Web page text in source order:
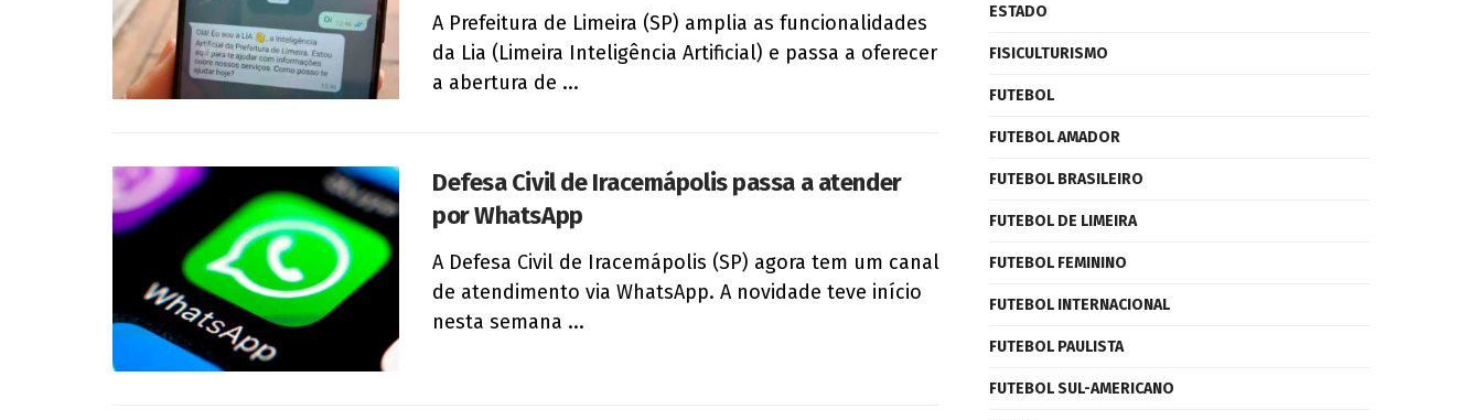
A Prefeitura de Limeira (SP) amplia as funcionalidades
da Lia (Limeira Inteligência Artificial) e passa a oferecer
a abertura de ...
Defesa Civil de Iracemápolis passa a atender
por WhatsApp
A Defesa Civil de Iracemápolis (SP) agora tem um canal
de atendimento via WhatsApp. A novidade teve início
nesta semana ...
ESTADO
FISICULTURISMO
FUTEBOL
FUTEBOL AMADOR
FUTEBOL BRASILEIRO
FUTEBOL DE LIMEIRA
FUTEBOL FEMININO
FUTEBOL INTERNACIONAL
FUTEBOL PAULISTA
FUTEBOL SUL-AMERICANO